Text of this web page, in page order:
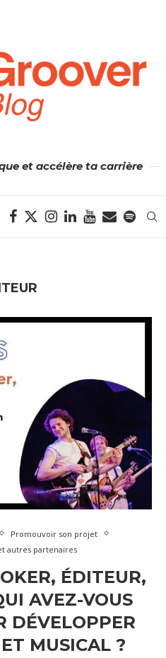
et accélère ta carrière
Promouvoir son projet
autres partenaires
ÉDITEUR,
AVEZ-VOUS
DÉVELOPPER
MUSICAL ?